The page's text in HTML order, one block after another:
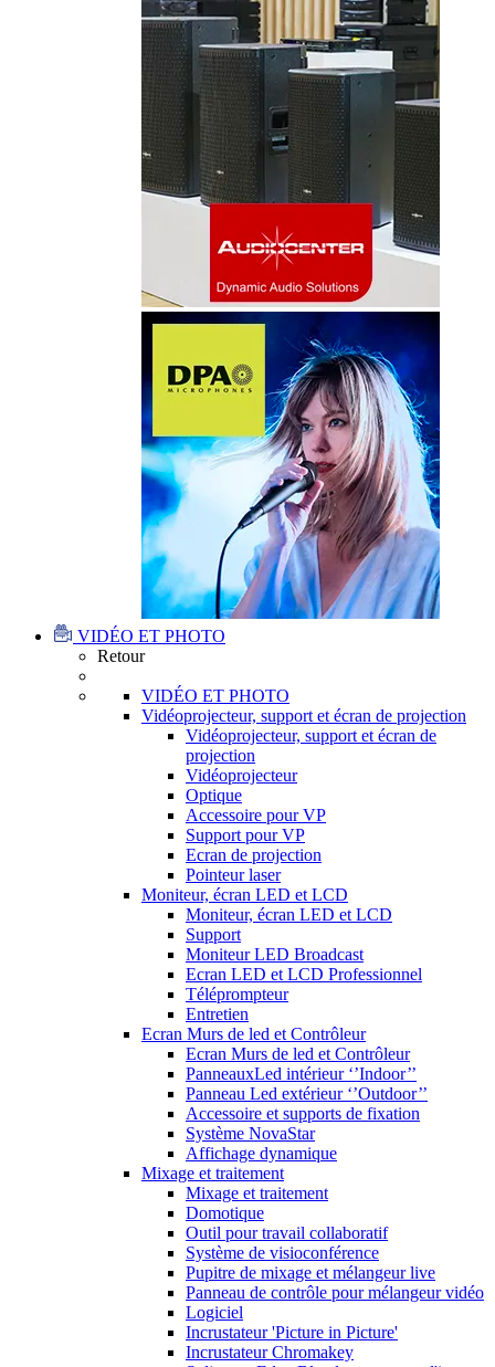
VIDÉO ET PHOTO
Retour
VIDÉO ET PHOTO
Vidéoprojecteur, support et écran de projection
Vidéoprojecteur, support et écran de
projection
Vidéoprojecteur
Optique
Accessoire pour VP
Support pour VP
Ecran de projection
Pointeur laser
Moniteur, écran LED et LCD
Moniteur, écran LED et LCD
Support
Moniteur LED Broadcast
Ecran LED et LCD Professionnel
Téléprompteur
Entretien
Ecran Murs de led et Contrôleur
Ecran Murs de led et Contrôleur
PanneauxLed intérieur ‘’Indoor’’
Panneau Led extérieur ‘’Outdoor’’
Accessoire et supports de fixation
Système NovaStar
Affichage dynamique
Mixage et traitement
Mixage et traitement
Domotique
Outil pour travail collaboratif
Système de visioconférence
Pupitre de mixage et mélangeur live
Panneau de contrôle pour mélangeur vidéo
Logiciel
Incrustateur 'Picture in Picture'
Incrustateur Chromakey